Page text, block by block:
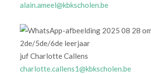
alain.ameel@kbkscholen.be
2de/5de/6de leerjaar
juf Charlotte Callens
charlotte.callens1@kbkscholen.be